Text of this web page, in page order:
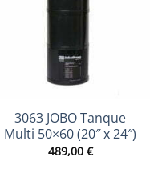
3063 JOBO Tanque
Multi 50×60 (20″ x 24″)
489,00 €